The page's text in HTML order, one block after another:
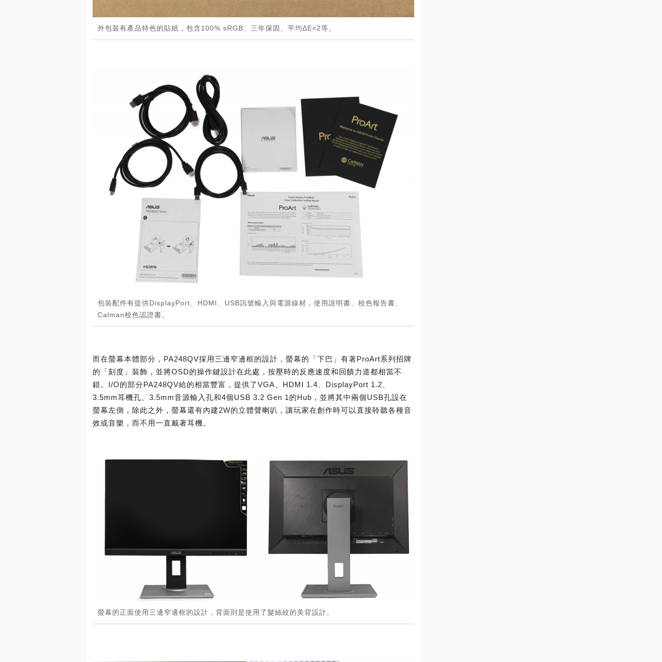
外包裝有產品特色的貼紙，包含100% sRGB、三年保固、平均ΔE<2等。
包裝配件有提供DisplayPort、HDMI、USB訊號輸入與電源線材，使用說明書、校色報告書、
Calman校色認證書。
而在螢幕本體部分，PA248QV採用三邊窄邊框的設計，螢幕的「下巴」有著ProArt系列招牌
的「刻度」裝飾，並將OSD的操作鍵設計在此處，按壓時的反應速度和回饋力道都相當不
錯。I/O的部分PA248QV給的相當豐富，提供了VGA、HDMI 1.4、DisplayPort 1.2、
3.5mm耳機孔、3.5mm音源輸入孔和4個USB 3.2 Gen 1的Hub，並將其中兩個USB孔設在
螢幕左側，除此之外，螢幕還有內建2W的立體聲喇叭，讓玩家在創作時可以直接聆聽各種音
效或音樂，而不用一直戴著耳機。
螢幕的正面使用三邊窄邊框的設計，背面則是使用了髮絲紋的美背設計。